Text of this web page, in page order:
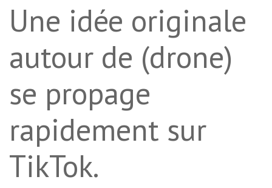
Une idée originale
autour de (drone)
se propage
rapidement sur
TikTok.